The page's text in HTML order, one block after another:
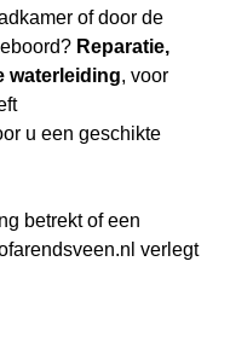
of door de
Reparatie,
waterleiding, voor
u een geschikte
betrekt of een
verlegt